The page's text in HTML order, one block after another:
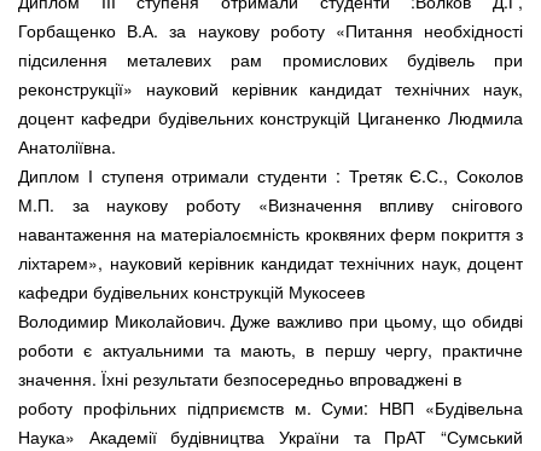
Горбащенко В.А. за наукову роботу «Питання необхідності
підсилення металевих рам промислових будівель при
реконструкції» науковий керівник кандидат технічних наук,
доцент кафедри будівельних конструкцій Циганенко Людмила
Анатоліївна.
Диплом І ступеня отримали студенти : Третяк Є.С., Соколов
М.П. за наукову роботу «Визначення впливу снігового
навантаження на матеріалоємність кроквяних ферм покриття з
ліхтарем», науковий керівник кандидат технічних наук, доцент
кафедри будівельних конструкцій Мукосеев
Володимир Миколайович. Дуже важливо при цьому, що обидві
роботи є актуальними та мають, в першу чергу, практичне
значення. Їхні результати безпосередньо впроваджені в
роботу профільних підприємств м. Суми: НВП «Будівельна
Наука» Академії будівництва України та ПрАТ “Сумський